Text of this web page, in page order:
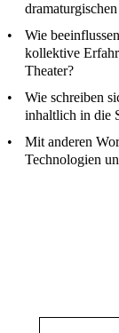
Wie
kollektive
Theater?
Wie schreiben
inhaltlich in die
Mit anderen
Technologien